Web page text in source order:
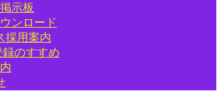
示板
ンロード
採用案内
録のすすめ